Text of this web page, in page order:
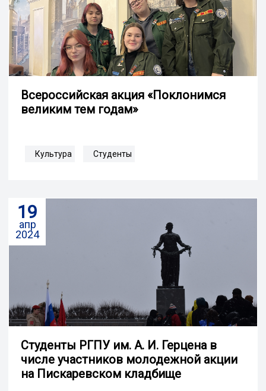
Всероссийская акция «Поклонимся
великим тем годам»
Культура Студенты
19
апр
2024
Студенты РГПУ им. А. И. Герцена в
числе участников молодежной акции
на Пискаревском кладбище